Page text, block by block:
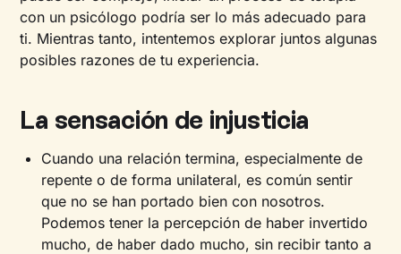
con un psicólogo podría ser lo más adecuado para
ti. Mientras tanto, intentemos explorar juntos algunas
posibles razones de tu experiencia.
La sensación de injusticia
Cuando una relación termina, especialmente de
repente o de forma unilateral, es común sentir
que no se han portado bien con nosotros.
Podemos tener la percepción de haber invertido
mucho, de haber dado mucho, sin recibir tanto a